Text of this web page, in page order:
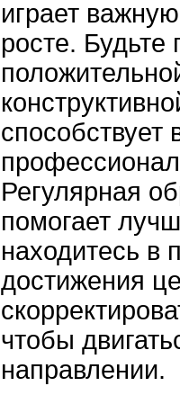
играет
росте. Будьте
способствует
Регулярная
помогает
находитесь в
достижения
чтобы
направлении.